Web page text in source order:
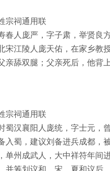
祠通用联
春人庞严，字子肃，举贤良
宋江陵人庞天佑，在家乡教
亲舔双腿；父亲死后，他背
祠通用联
蜀汉襄阳人庞统，字士元，
入蜀，建议刘备进兵成都，
单州成武人，大中祥符年间